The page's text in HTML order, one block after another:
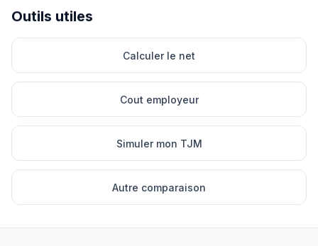
Outils utiles
Calculer le net
Cout employeur
Simuler mon TJM
Autre comparaison